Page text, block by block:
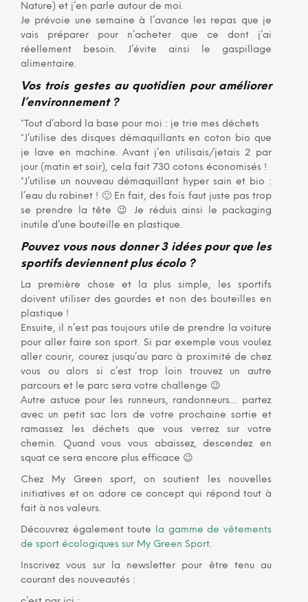
Nature) et j’en parle autour de moi.
Je prévoie une semaine à l’avance les repas que je
vais préparer pour n’acheter que ce dont j’ai
réellement besoin. J’évite ainsi le gaspillage
alimentaire.
Vos trois gestes au quotidien pour améliorer
l’environnement ?
*Tout d’abord la base pour moi : je trie mes déchets
*J’utilise des disques démaquillants en coton bio que
je lave en machine. Avant j’en utilisais/jetais 2 par
jour (matin et soir), cela fait 730 cotons économisés !
*J’utilise un nouveau démaquillant hyper sain et bio :
l’eau du robinet ! 🙂 En fait, des fois faut juste pas trop
se prendre la tête 😉 Je réduis ainsi le packaging
inutile d’une bouteille en plastique.
Pouvez vous nous donner 3 idées pour que les
sportifs deviennent plus écolo ?
La première chose et la plus simple, les sportifs
doivent utiliser des gourdes et non des bouteilles en
plastique !
Ensuite, il n’est pas toujours utile de prendre la voiture
pour aller faire son sport. Si par exemple vous voulez
aller courir, courez jusqu’au parc à proximité de chez
vous ou alors si c’est trop loin trouvez un autre
parcours et le parc sera votre challenge 😉
Autre astuce pour les runneurs, randonneurs… partez
avec un petit sac lors de votre prochaine sortie et
ramassez les déchets que vous verrez sur votre
chemin. Quand vous vous abaissez, descendez en
squat ce sera encore plus efficace 😉
Chez My Green sport, on soutient les nouvelles
initiatives et on adore ce concept qui répond tout à
fait à nos valeurs.
Découvrez également toute
la gamme de vêtements
de sport écologiques sur My Green Sport.
Inscrivez vous sur la newsletter pour être tenu au
courant des nouveautés :